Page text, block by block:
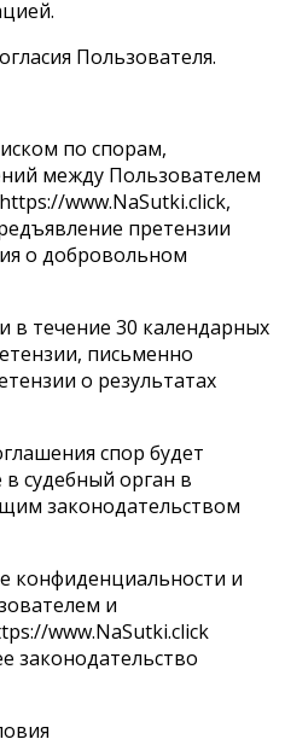
Пользователя.
по спорам,
между Пользователем
www.NaSutki.click,
претензии
о добровольном
в течение 30 календарных
письменно
о результатах
спор будет
судебный орган в
законодательством
конфиденциальности и
и
www.NaSutki.click
законодательство